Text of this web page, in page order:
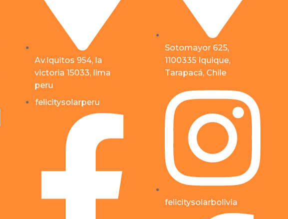
Av.Iquitos 954, la
victoria 15033, lima
peru
felicitysolarperu
Sotomayor 625,
1100335 Iquique,
Tarapacá, Chile
felicitysolarbolivia